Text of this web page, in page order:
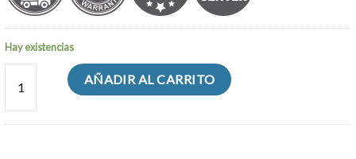
Hay existencias
XPOWER X-48ATR VENTILADOR AXIAL INDUSTRIAL DE MOTOR
AÑADIR AL CARRITO